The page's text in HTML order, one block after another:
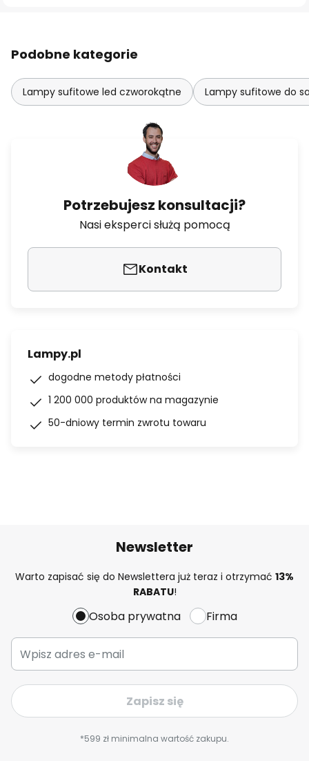
Podobne kategorie
Lampy sufitowe led czworokątne Lampy sufitowe do
Potrzebujesz konsultacji?
Nasi eksperci służą pomocą
Kontakt
Lampy.pl
dogodne metody płatności
1 200 000 produktów na magazynie
50-dniowy termin zwrotu towaru
Newsletter
Warto zapisać się do Newslettera już teraz i otrzymać 13%
RABATU!
Osoba prywatna Firma
Zapisz się
*599 zł minimalna wartość zakupu.